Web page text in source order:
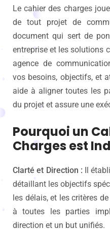
Le cahier des charges
de tout projet de
document qui sert de
entreprise et les solutions
agence de
vos besoins, objectifs, et
aide à aligner toutes les
du projet et assure une
Pourquoi un
Charges est
Clarté et Direction : Il
détaillant les objectifs
les délais, et les critères
à toutes les parties
direction et un but unifiés.